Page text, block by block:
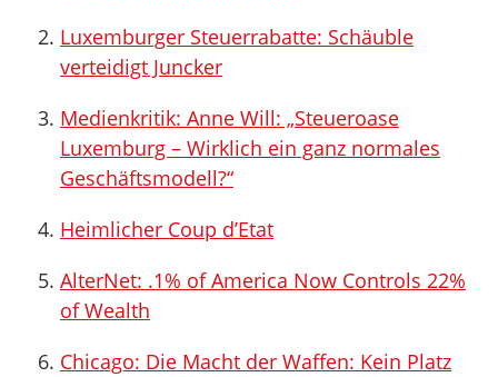
Luxemburger Steuerrabatte: Schäuble
verteidigt Juncker
Medienkritik: Anne Will: „Steueroase
Luxemburg – Wirklich ein ganz normales
Geschäftsmodell?“
Heimlicher Coup d’Etat
AlterNet: .1% of America Now Controls 22%
of Wealth
Chicago: Die Macht der Waffen: Kein Platz